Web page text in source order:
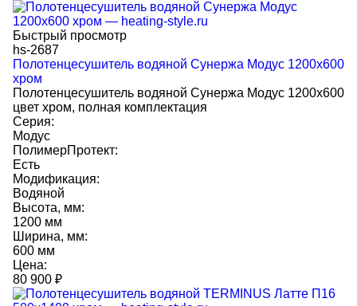
Быстрый просмотр
hs-2687
Полотенцесушитель водяной Сунержа Модус 1200x600
хром
Полотенцесушитель водяной Сунержа Модус 1200x600
цвет хром, полная комплектация
Серия:
Модус
ПолимерПротект:
Есть
Модификация:
Водяной
Высота, мм:
1200 мм
Ширина, мм:
600 мм
Цена:
80 900 ₽